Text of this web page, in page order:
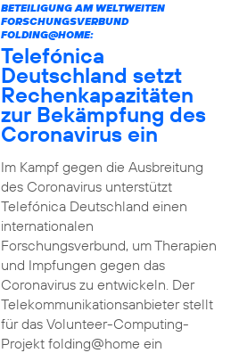
BETEILIGUNG AM WELTWEITEN
FORSCHUNGSVERBUND
FOLDING@HOME:
Telefónica
Deutschland setzt
Rechenkapazitäten
zur Bekämpfung des
Coronavirus ein
Im Kampf gegen die Ausbreitung
des Coronavirus unterstützt
Telefónica Deutschland einen
internationalen
Forschungsverbund, um Therapien
und Impfungen gegen das
Coronavirus zu entwickeln. Der
Telekommunikationsanbieter stellt
für das Volunteer-Computing-
Projekt folding@home ein